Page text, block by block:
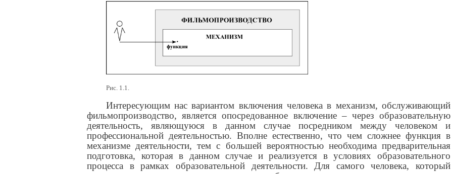
Рис. 1.1.
Интересующим нас вариантом включения человека в механизм, обслуживающий
фильмопроизводство, является опосредованное включение – через образовательную
деятельность, являющуюся в данном случае посредником между человеком и
профессиональной деятельностью. Вполне естественно, что чем сложнее функция в
механизме деятельности, тем с большей вероятностью необходима предварительная
подготовка, которая в данном случае и реализуется в условиях образовательного
процесса в рамках образовательной деятельности. Для самого человека, который